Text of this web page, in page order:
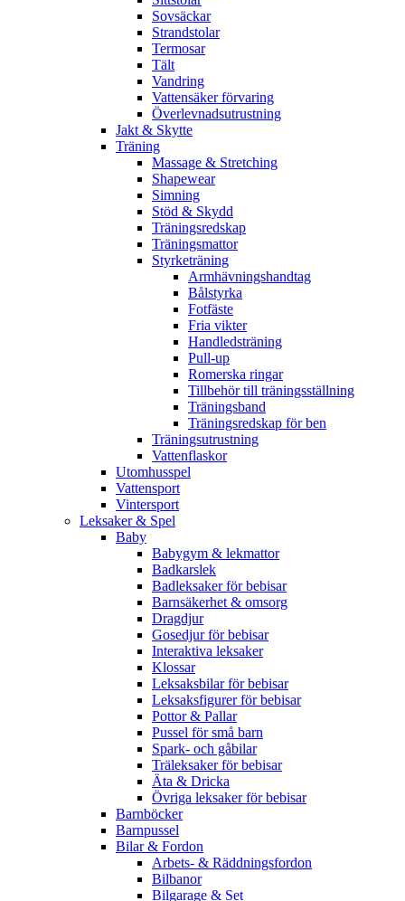
Sovsäckar
Strandstolar
Termosar
Tält
Vandring
Vattensäker förvaring
Överlevnadsutrustning
Jakt & Skytte
Träning
Massage & Stretching
Shapewear
Simning
Stöd & Skydd
Träningsredskap
Träningsmattor
Styrketräning
Armhävningshandtag
Bålstyrka
Fotfäste
Fria vikter
Handledsträning
Pull-up
Romerska ringar
Tillbehör till träningsställning
Träningsband
Träningsredskap för ben
Träningsutrustning
Vattenflaskor
Utomhusspel
Vattensport
Vintersport
Leksaker & Spel
Baby
Babygym & lekmattor
Badkarslek
Badleksaker för bebisar
Barnsäkerhet & omsorg
Dragdjur
Gosedjur för bebisar
Interaktiva leksaker
Klossar
Leksaksbilar för bebisar
Leksaksfigurer för bebisar
Pottor & Pallar
Pussel för små barn
Spark- och gåbilar
Träleksaker för bebisar
Äta & Dricka
Övriga leksaker för bebisar
Barnböcker
Barnpussel
Bilar & Fordon
Arbets- & Räddningsfordon
Bilbanor
Bilgarage & Set